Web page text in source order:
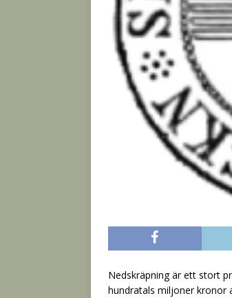
Nedskräpning är ett stort
hundratals miljoner kronor